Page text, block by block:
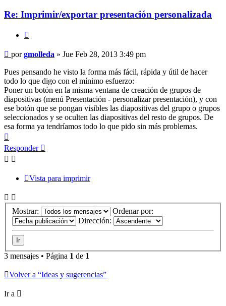
Re: Imprimir/exportar presentación personalizada
Mensaje
porgmolleda » Jue Feb 28, 2013 3:49 pm
Pues pensando he visto la forma más fácil, rápida y útil de hacer
todo lo que digo con el mínimo esfuerzo:
Poner un botón en la misma ventana de creación de grupos de
diapositivas (menú Presentación - personalizar presentación), y con
ese botón que se pongan visibles las diapositivas del grupo o grupos
seleccionados y se oculten las diapositivas del resto de grupos. De
esa forma ya tendríamos todo lo que pido sin más problemas.
Responder
Vista para imprimir
Mostrar:
Ordenar por:
Dirección:
3 mensajes • Página 1 de 1
Volver a “Ideas y sugerencias”
Ir a